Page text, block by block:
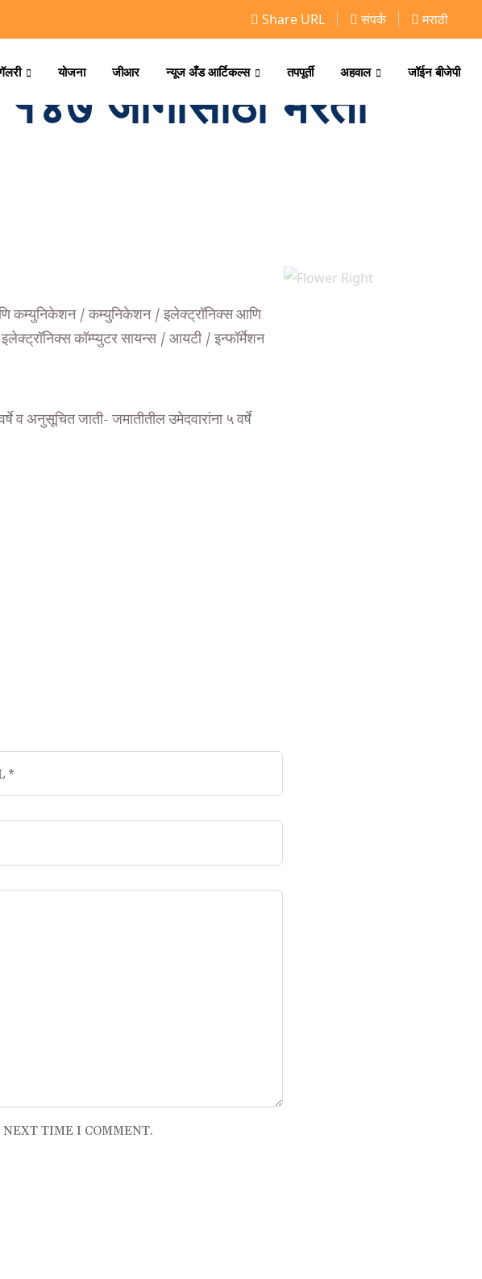
Share URL संपर्क मराठी
योजना जीआर न्यूज अँड आर्टिकल्स तपपूर्ती अहवाल जॉईन बीजेपी
जागांसाठी भरती
कम्युनिकेशन / कम्युनिकेशन / इलेक्ट्रॉनिक्स आणि
कॉम्प्युटर सायन्स / आयटी / इन्फॉर्मेशन
व अनुसूचित जाती- जमातीतील उमेदवारांना ५ वर्षे
TIME I COMMENT.